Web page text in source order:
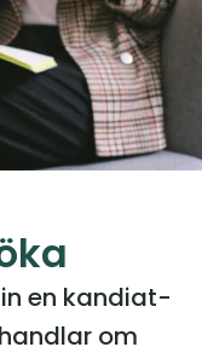
en kandiat-
om